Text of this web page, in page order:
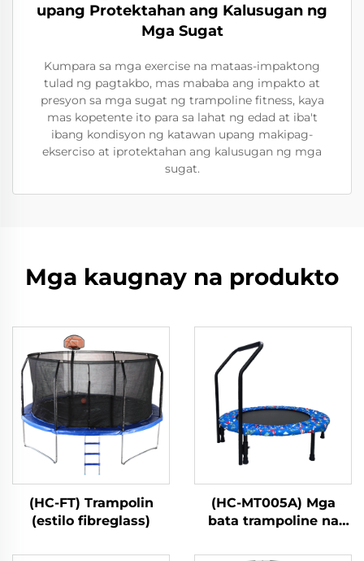
upang Protektahan ang Kalusugan ng
Mga Sugat
Kumpara sa mga exercise na mataas-impaktong
tulad ng pagtakbo, mas mababa ang impakto at
presyon sa mga sugat ng trampoline fitness, kaya
mas kopetente ito para sa lahat ng edad at iba't
ibang kondisyon ng katawan upang makipag-
ekserciso at iprotektahan ang kalusugan ng mga
sugat.
Mga kaugnay na produkto
(HC-FT) Trampolin
(estilo fibreglass)
(HC-MT005A) Mga
bata trampoline na